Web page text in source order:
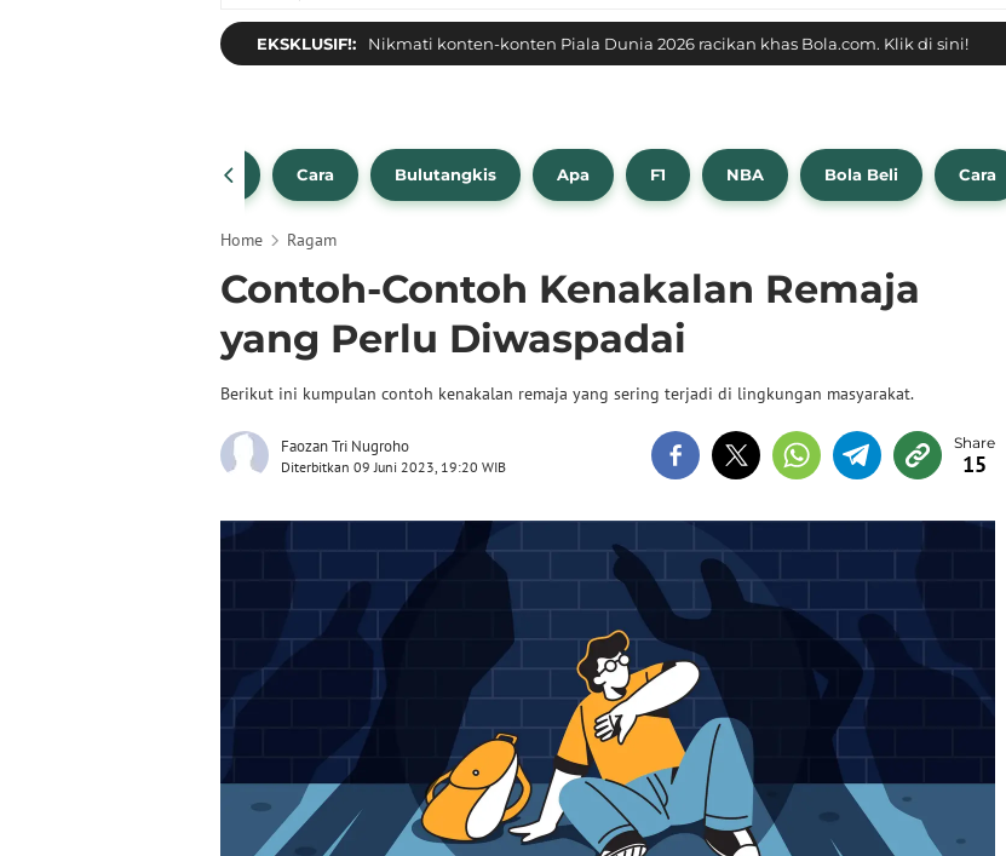
EKSKLUSIF!: Nikmati konten-konten Piala Dunia 2026 racikan khas Bola.com. Klik di sini!
Bola Beli Cara Bulutangkis Apa F1 NBA Bola Beli Cara
Home Ragam
Contoh-Contoh Kenakalan Remaja
yang Perlu Diwaspadai
Berikut ini kumpulan contoh kenakalan remaja yang sering terjadi di lingkungan masyarakat.
Faozan Tri Nugroho
Diterbitkan 09 Juni 2023, 19:20 WIB 15